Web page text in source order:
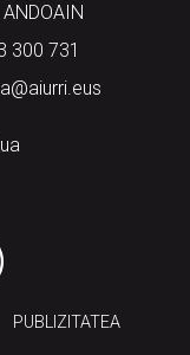
300 731
PUBLIZITATEA